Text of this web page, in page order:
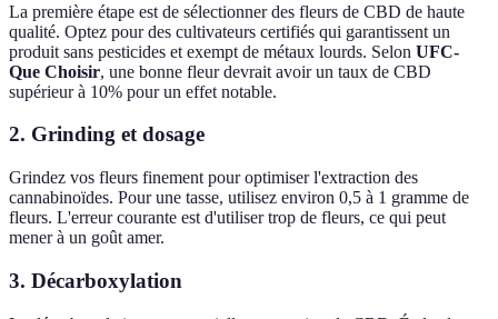
La première étape est de sélectionner des fleurs de CBD de haute
qualité. Optez pour des cultivateurs certifiés qui garantissent un
produit sans pesticides et exempt de métaux lourds. Selon UFC-
Que Choisir, une bonne fleur devrait avoir un taux de CBD
supérieur à 10% pour un effet notable.
2. Grinding et dosage
Grindez vos fleurs finement pour optimiser l'extraction des
cannabinoïdes. Pour une tasse, utilisez environ 0,5 à 1 gramme de
fleurs. L'erreur courante est d'utiliser trop de fleurs, ce qui peut
mener à un goût amer.
3. Décarboxylation